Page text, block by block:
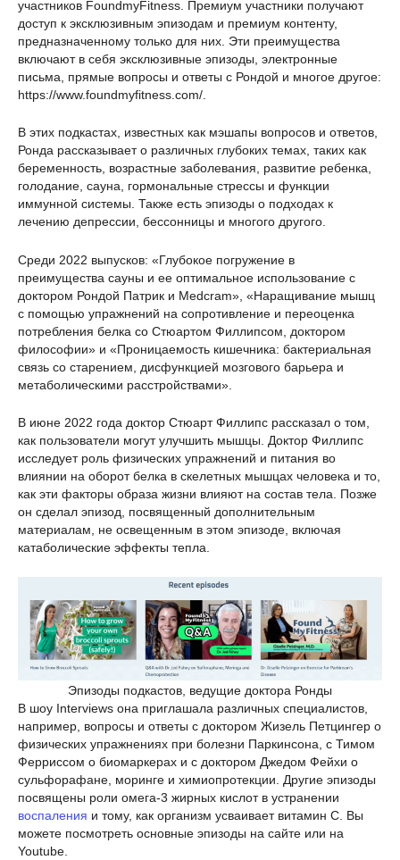
участников FoundmyFitness. Премиум участники получают
доступ к эксклюзивным эпизодам и премиум контенту,
предназначенному только для них. Эти преимущества
включают в себя эксклюзивные эпизоды, электронные
письма, прямые вопросы и ответы с Рондой и многое другое:
https://www.foundmyfitness.com/.
В этих подкастах, известных как мэшапы вопросов и ответов,
Ронда рассказывает о различных глубоких темах, таких как
беременность, возрастные заболевания, развитие ребенка,
голодание, сауна, гормональные стрессы и функции
иммунной системы. Также есть эпизоды о подходах к
лечению депрессии, бессонницы и многого другого.
Среди 2022 выпусков: «Глубокое погружение в
преимущества сауны и ее оптимальное использование с
доктором Рондой Патрик и Medcram», «Наращивание мышц
с помощью упражнений на сопротивление и переоценка
потребления белка со Стюартом Филлипсом, доктором
философии» и «Проницаемость кишечника: бактериальная
связь со старением, дисфункцией мозгового барьера и
метаболическими расстройствами».
В июне 2022 года доктор Стюарт Филлипс рассказал о том,
как пользователи могут улучшить мышцы. Доктор Филлипс
исследует роль физических упражнений и питания во
влиянии на оборот белка в скелетных мышцах человека и то,
как эти факторы образа жизни влияют на состав тела. Позже
он сделал эпизод, посвященный дополнительным
материалам, не освещенным в этом эпизоде, включая
катаболические эффекты тепла.
Эпизоды подкастов, ведущие доктора Ронды
В шоу Interviews она приглашала различных специалистов,
например, вопросы и ответы с доктором Жизель Петцингер о
физических упражнениях при болезни Паркинсона, с Тимом
Ферриссом о биомаркерах и с доктором Джедом Фейхи о
сульфорафане, моринге и химиопротекции. Другие эпизоды
посвящены роли омега-3 жирных кислот в устранении
воспаления и тому, как организм усваивает витамин С. Вы
можете посмотреть основные эпизоды на сайте или на
Youtube.